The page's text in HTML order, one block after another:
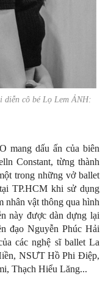
diễn cô bé Lọ Lem ẢNH:
mang dấu ấn của biên
Constant, từng thành
trong những vở ballet
TP.HCM khi sử dụng
nhân vật thông qua hình
này được dàn dựng lại
đạo Nguyễn Phúc Hải
các nghệ sĩ ballet La
NSƯT Hồ Phi Điệp,
Thạch Hiểu Lăng...